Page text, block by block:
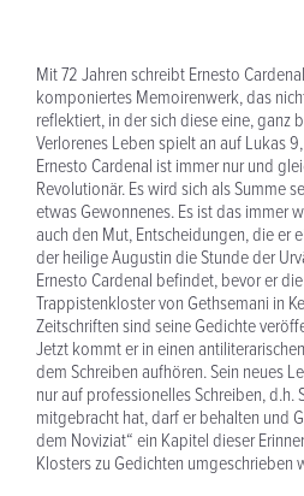
Mit 72 Jahren schreibt Ernesto
komponiertes Memoirenwerk, das
reflektiert, in der sich diese eine, ganz
Verlorenes Leben spielt an auf Lukas
Ernesto Cardenal ist immer nur und
Revolutionär. Es wird sich als Summe
etwas Gewonnenes. Es ist das immer
auch den Mut, Entscheidungen, die er
der heilige Augustin die Stunde der
Ernesto Cardenal befindet, bevor er
Trappistenkloster von Gethsemani in
Zeitschriften sind seine Gedichte
Jetzt kommt er in einen
dem Schreiben aufhören. Sein neues
nur auf professionelles Schreiben,
mitgebracht hat, darf er behalten und
dem Noviziat“ ein Kapitel dieser
Klosters zu Gedichten